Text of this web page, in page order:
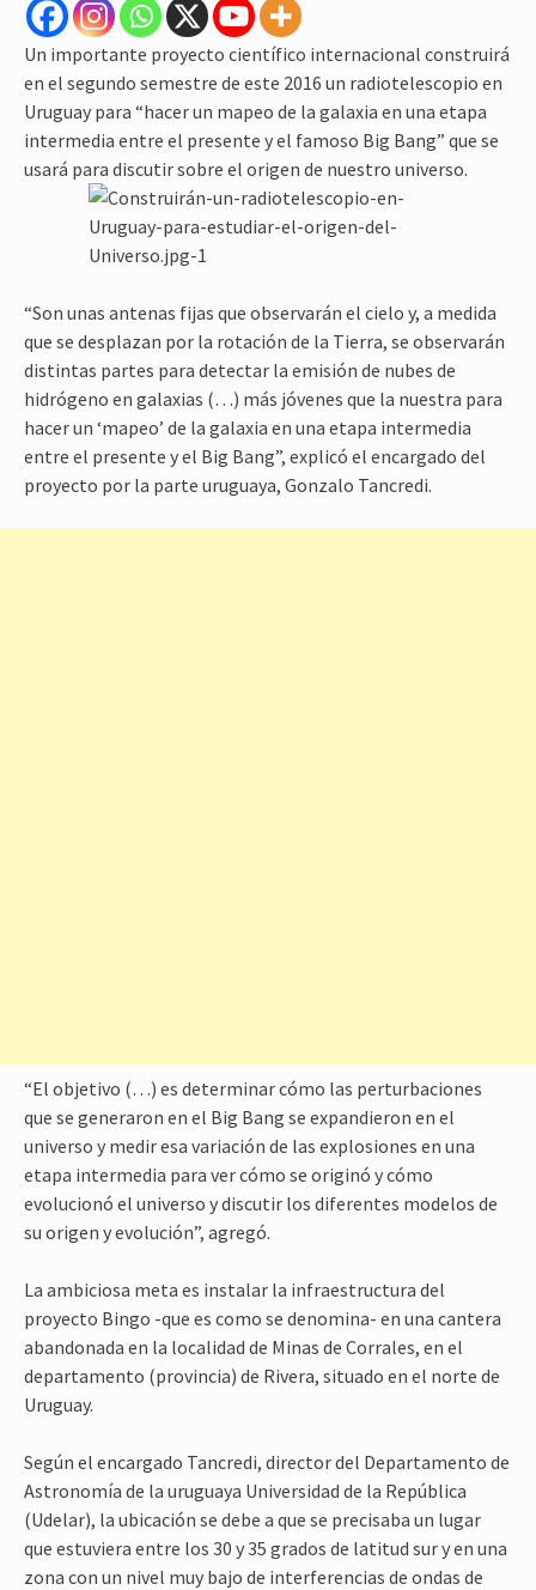
Un importante proyecto científico internacional construirá
en el segundo semestre de este 2016 un radiotelescopio en
Uruguay para “hacer un mapeo de la galaxia en una etapa
intermedia entre el presente y el famoso Big Bang” que se
usará para discutir sobre el origen de nuestro universo.
“Son unas antenas fijas que observarán el cielo y, a medida
que se desplazan por la rotación de la Tierra, se observarán
distintas partes para detectar la emisión de nubes de
hidrógeno en galaxias (…) más jóvenes que la nuestra para
hacer un ‘mapeo’ de la galaxia en una etapa intermedia
entre el presente y el Big Bang”, explicó el encargado del
proyecto por la parte uruguaya, Gonzalo Tancredi.
“El objetivo (…) es determinar cómo las perturbaciones
que se generaron en el Big Bang se expandieron en el
universo y medir esa variación de las explosiones en una
etapa intermedia para ver cómo se originó y cómo
evolucionó el universo y discutir los diferentes modelos de
su origen y evolución”, agregó.
La ambiciosa meta es instalar la infraestructura del
proyecto Bingo -que es como se denomina- en una cantera
abandonada en la localidad de Minas de Corrales, en el
departamento (provincia) de Rivera, situado en el norte de
Uruguay.
Según el encargado Tancredi, director del Departamento de
Astronomía de la uruguaya Universidad de la República
(Udelar), la ubicación se debe a que se precisaba un lugar
que estuviera entre los 30 y 35 grados de latitud sur y en una
zona con un nivel muy bajo de interferencias de ondas de